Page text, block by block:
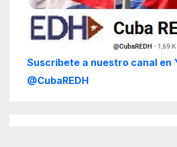
Suscríbete a nuestro canal en
@CubaREDH